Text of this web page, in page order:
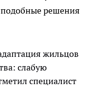
подобные решения
жильцов
слабую
специалист